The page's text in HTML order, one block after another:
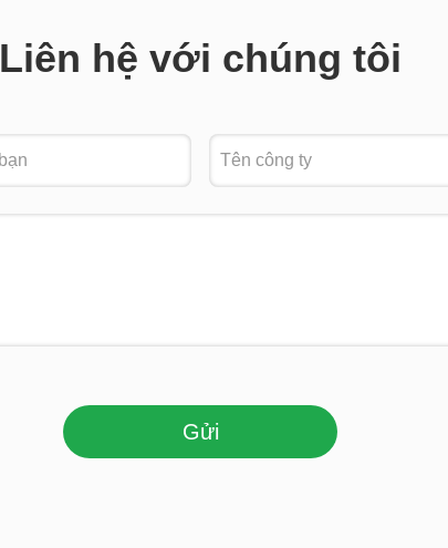
Liên hệ với chúng tôi
Gửi